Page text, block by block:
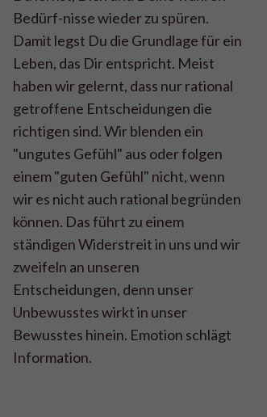
Bedürf-nisse wieder zu spüren.
Damit legst Du die Grundlage für ein
Leben, das Dir entspricht. Meist
haben wir gelernt, dass nur rational
getroffene Entscheidungen die
richtigen sind. Wir blenden ein
"ungutes Gefühl" aus oder folgen
einem "guten Gefühl" nicht, wenn
wir es nicht auch rational begründen
können. Das führt zu einem
ständigen Widerstreit in uns und wir
zweifeln an unseren
Entscheidungen, denn unser
Unbewusstes wirkt in unser
Bewusstes hinein. Emotion schlägt
Information.